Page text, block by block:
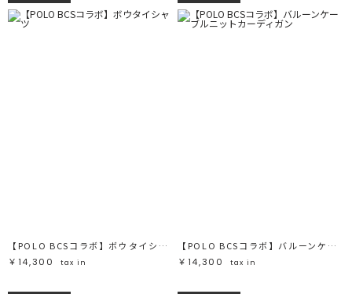
【POLO BCSコラボ】ボウタイシャツ
￥14,300
tax in
【POLO BCSコラボ】バルーンケーブルニットカーディガン
￥14,300
tax in